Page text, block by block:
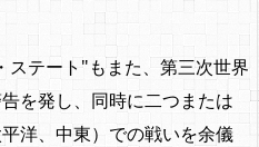
テート"もまた、第三次世界
を発し、同時に二つまたは
洋、中東）での戦いを余儀